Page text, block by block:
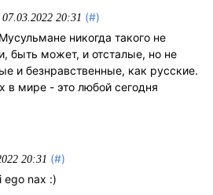
07.03.2022 20:31 (#)
никогда такого не
быть может, и отсталые, но не
и безнравственные, как русские.
в мире - это любой сегодня
20:31 (#)
ego nax :)